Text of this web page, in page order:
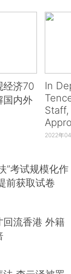
经济70
国内外
In
Staff,
2022年
”考试规模化作
前获取试卷
流香港 外籍